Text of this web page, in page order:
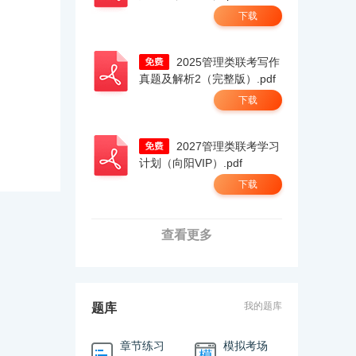
下载
真题及解析2（完整版）.pdf
下载
计划（向阳VIP）.pdf
下载
查看更多
题库 我的题库
章节练习 模拟考场